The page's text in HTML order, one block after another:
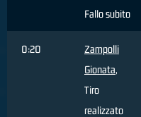
Fallo subito
0:20
Zampolli
Gionata,
Tiro
realizzato